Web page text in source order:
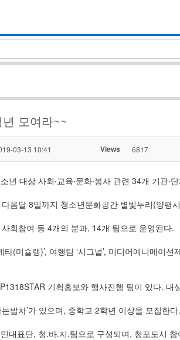
모여라~~
03-13 10:41 Views 6817
년 대상 사회‧교육‧문화‧봉사 관련 34개 기
음달 8일까지 청소년문화공간 별빛누리(양
회참여 등 4개의 분과, 14개 팀으로 운영된다.
(미슐랭)’, 여행팀 ‘시그널’, 미디어애니메이
기획홍보와 행사진행 팀이 있다. 대
밥차’가 있으며, 중학교 2학년 이상을 모집한
대표단, 청.바.지.팀으로 구성되며, 청포도시